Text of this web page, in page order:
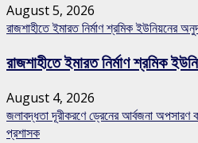
August 5, 2026
রাজশাহীতে ইমারত নির্মাণ শ্রমিক ইউনিয়নের
রাজশাহীতে ইমারত নির্মাণ শ্রমিক
August 4, 2026
জলাবদ্ধতা দূরীকরণে ড্রেনের আর্বজনা অপসারণ
প্রশাসক